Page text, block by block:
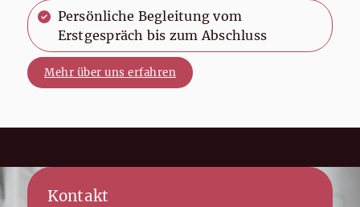
Persönliche Begleitung vom
Erstgespräch bis zum Abschluss
Mehr über uns erfahren
Kontakt